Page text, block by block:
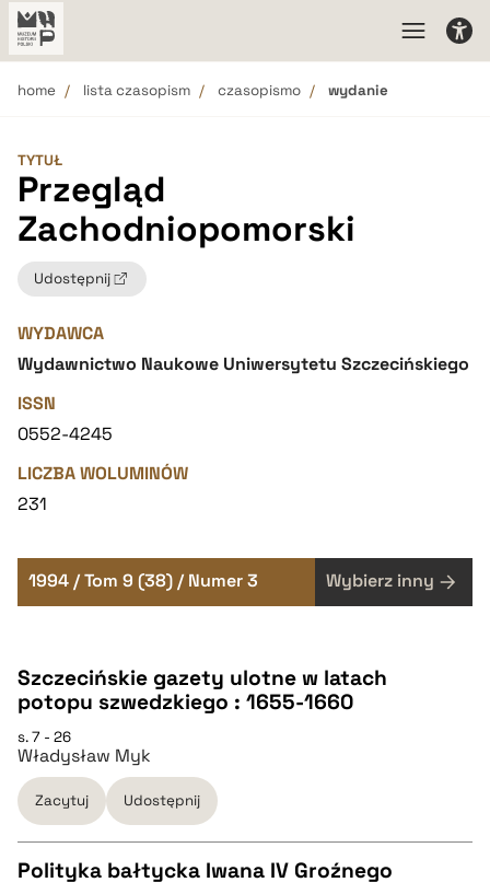
home lista czasopism czasopismo wydanie
TYTUŁ
Przegląd
Zachodniopomorski
Udostępnij
WYDAWCA
Wydawnictwo Naukowe Uniwersytetu Szczecińskiego
ISSN
0552-4245
LICZBA WOLUMINÓW
231
1994 / Tom 9 (38) / Numer 3 Wybierz inny
Szczecińskie gazety ulotne w latach
potopu szwedzkiego : 1655-1660
s. 7 - 26
Władysław Myk
Zacytuj Udostępnij
Polityka bałtycka Iwana IV Groźnego